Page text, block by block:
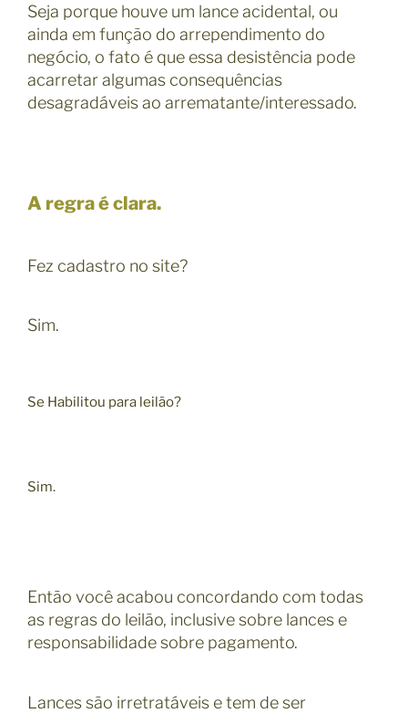
Seja porque houve um lance acidental, ou
ainda em função do arrependimento do
negócio, o fato é que essa desistência pode
acarretar algumas consequências
desagradáveis ao arrematante/interessado.
A regra é clara.
Fez cadastro no site?
Sim.
Se Habilitou para leilão?
Sim.
Então você acabou concordando com todas
as regras do leilão, inclusive sobre lances e
responsabilidade sobre pagamento.
Lances são irretratáveis e tem de ser